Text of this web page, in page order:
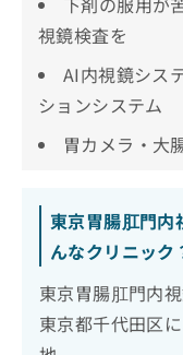
視鏡検査を
AI内視鏡シス
ションシステム
胃カメラ・大
東京胃腸肛門内
んなクリニック
東京胃腸肛門内
東京都千代田区